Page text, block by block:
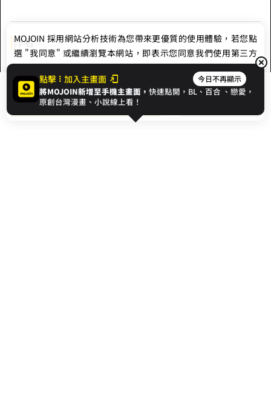
開始閱讀
作者
凌烟南也
Hashtag
點擊 加入主畫面 今日不再顯示
將MOJOIN新增至手機主畫面，快速點開，BL、百合 、戀愛，
原創台灣漫畫、小說線上看！
MOJOIN 採用網站分析技術為您帶來更優質的使用體驗，若您點
選 "我同意" 或繼續瀏覽本網站，即表示您同意我們使用第三方
Cookie，欲瞭解更多資訊請見隱私權政策。
我同意